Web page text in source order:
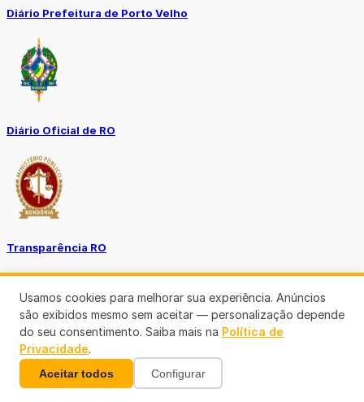
Diário Prefeitura de Porto Velho
Diário Oficial de RO
Transparência RO
Tô no Controle TCE-RO
Usamos cookies para melhorar sua experiência. Anúncios
são exibidos mesmo sem aceitar — personalização depende
do seu consentimento. Saiba mais na Política de
Privacidade.
Aceitar todos Configurar